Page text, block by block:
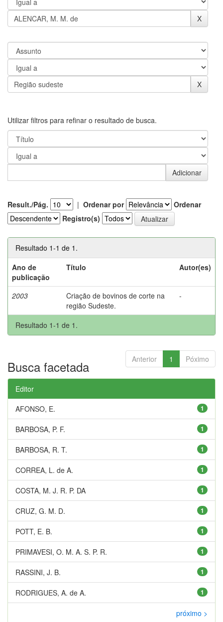
Utilizar filtros para refinar o resultado de busca.
Result./Pág. | Ordenar por
Ordenar
Registro(s)
Resultado 1-1 de 1.
Ano de
publicação
Título Autor(es)
2003
Criação de bovinos de corte na
região Sudeste.
-
Resultado 1-1 de 1.
Anterior 1 Póximo
Busca facetada
Editor
1
AFONSO, E.
1
BARBOSA, P. F.
1
BARBOSA, R. T.
1
CORREA, L. de A.
1
COSTA, M. J. R. P. DA
1
CRUZ, G. M. D.
1
POTT, E. B.
1
PRIMAVESI, O. M. A. S. P. R.
1
RASSINI, J. B.
1
RODRIGUES, A. de A.
próximo >